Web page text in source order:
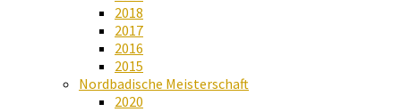
2018
2017
2016
2015
Nordbadische Meisterschaft
2020